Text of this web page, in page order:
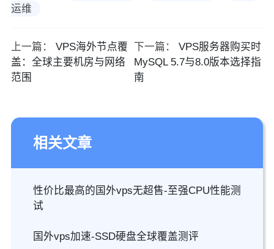
运维
上一篇：
VPS海外节点覆
盖：全球主要机房与网络
范围
下一篇：
VPS服务器购买时
MySQL 5.7与8.0版本选择指
南
相关文章
性价比最高的国外vps无超售-至强CPU性能测
试
国外vps加速-SSD硬盘全球覆盖测评